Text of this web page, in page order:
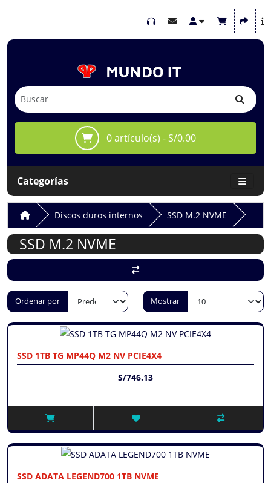
0 artículo(s) - S/0.00
Categorías
Discos duros internos SSD M.2 NVME
SSD M.2 NVME
Ordenar por Mostrar
SSD 1TB TG MP44Q M2 NV PCIE4X4
S/746.13
SSD ADATA LEGEND700 1TB NVME